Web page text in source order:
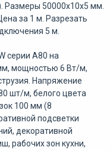
Размеры 50000x10x5 мм.
за 1 м. Разрезать
5 м.
серии A80 на
мощностью 6 Вт/м,
Напряжение
шт/м, белого цвета
100 мм (8
подсветки
декоративной
рабочих зон кухни,